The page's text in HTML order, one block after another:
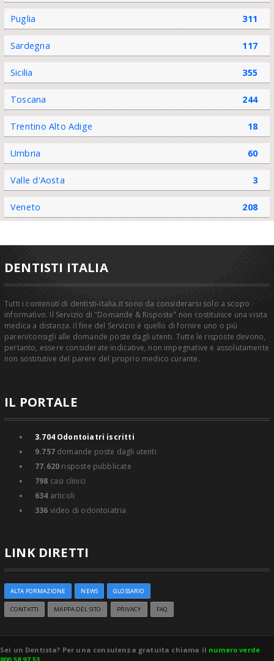
Puglia 311
Sardegna 117
Sicilia 355
Toscana 244
Trentino Alto Adige 18
Umbria 60
Valle d'Aosta 3
Veneto 208
DENTISTI ITALIA
Tutti i contenuti di dentisti-italia.it sono da considerarsi solo a scopo
informativo. Il Servizio di "Domande & Risposte" non costituisce una visita
medica a distanza. Il fine del Servizio è quello di fornire uno o più
pareri/consigli alle domande poste dagli utenti. Tutte le risposte devono,
pertanto, essere considerate indicative, non impegnative e assolutamente
non sostitutive del parere del proprio medico curante.
IL PORTALE
3.704Odontoiatri iscritti
9.757domande poste dagli utenti
77.620 risposte pubblicate
798 casi clinici
634 articoli
336 video di odontoiatria
LINK DIRETTI
ALTA FORMAZIONE NEWS GLOSSARIO
CONTATTI MAPPA DEL SITO PRIVACY FAQ
Sei un Dentista? Per una consulenza gratuita chiama il numero verde